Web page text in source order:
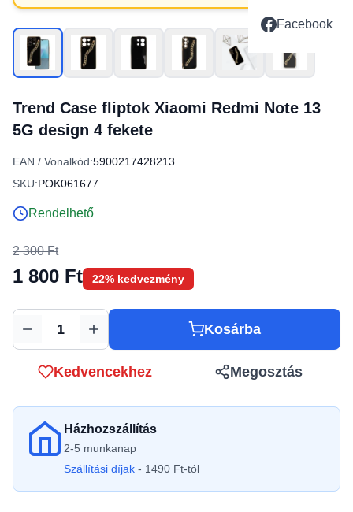
Facebook
Trend Case fliptok Xiaomi Redmi Note 13
5G design 4 fekete
EAN / Vonalkód:5900217428213
SKU:POK061677
Rendelhető
2 300 Ft
1 800 Ft 22% kedvezmény
Mennyiség Kosárba
Kedvencekhez Megosztás
Házhozszállítás
2-5 munkanap
Szállítási díjak - 1490 Ft-tól